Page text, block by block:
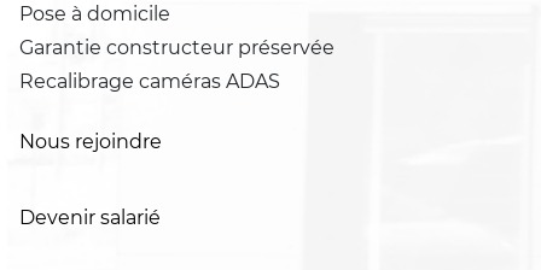
Pose à domicile
Garantie constructeur préservée
Recalibrage caméras ADAS
Nous rejoindre
Devenir salarié